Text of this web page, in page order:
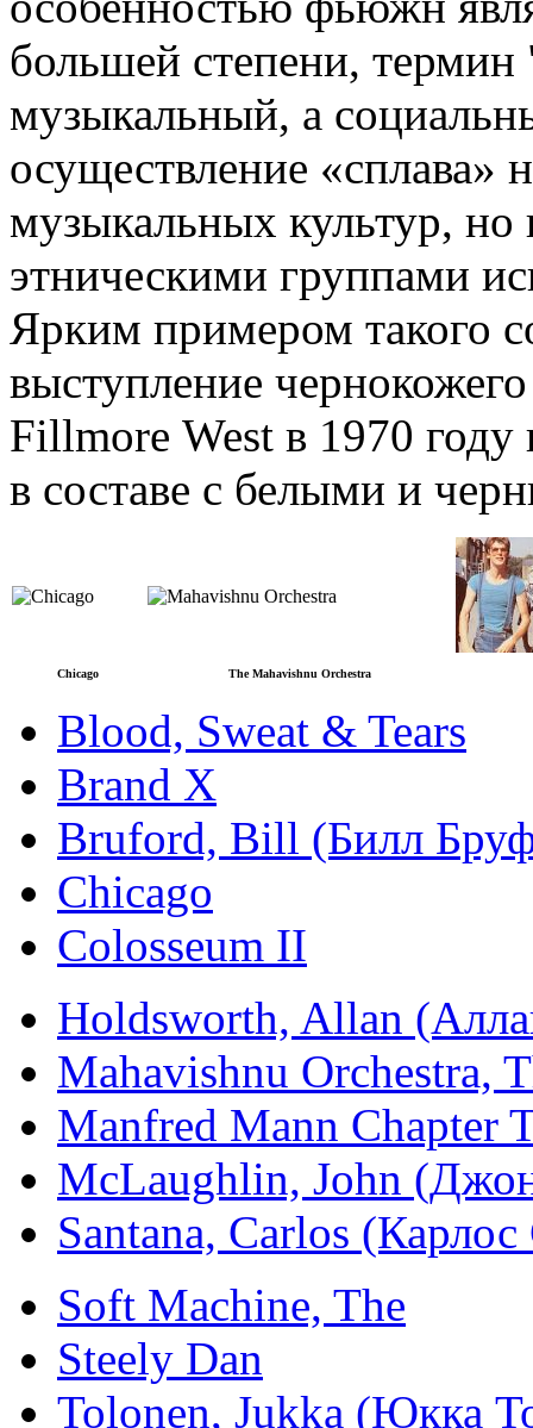
большей степени,
музыкальный, а
осуществление «сплава»
музыкальных культур,
этническими группами
Ярким примером такого
выступление
Fillmorе West в 1970
в составе с белыми и
Chicago The Mahavishnu Orchestra
Blood, Sweat & Tears
Brand X
Bruford, Bill (Билл
Chicago
Colosseum II
Holdsworth, Allan
Mahavishnu Orchestra,
Manfred Mann Chapter
McLaughlin, John
Santana, Carlos
Soft Machine, The
Steely Dan
Tolonen, Jukka (Юкка